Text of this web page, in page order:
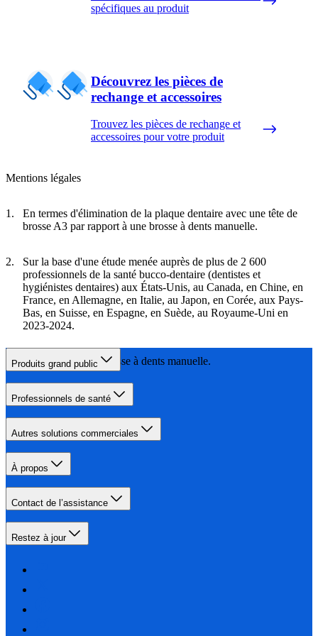
spécifiques au produit
Découvrez les pièces de
rechange et accessoires
Trouvez les pièces de rechange et
accessoires pour votre produit
Mentions légales
En termes d'élimination de la plaque dentaire avec une tête de
brosse A3 par rapport à une brosse à dents manuelle.
Sur la base d'une étude menée auprès de plus de 2 600
professionnels de la santé bucco-dentaire (dentistes et
hygiénistes dentaires) aux États-Unis, au Canada, en Chine, en
France, en Allemagne, en Italie, au Japon, en Corée, aux Pays-
Bas, en Suisse, en Espagne, en Suède, au Royaume-Uni en
2023-2024.
Par rapport à une brosse à dents manuelle.
Produits grand public
Professionnels de santé
Autres solutions commerciales
À propos
Contact de l’assistance
Restez à jour